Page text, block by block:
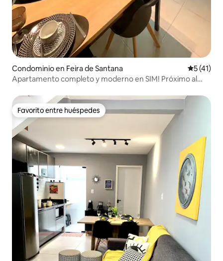
Condominio en Feira de Santana
5 (41)
Apartamento completo y moderno en SIM! Próximo al
Favorito entre huéspedes
Favorito entre huéspedes